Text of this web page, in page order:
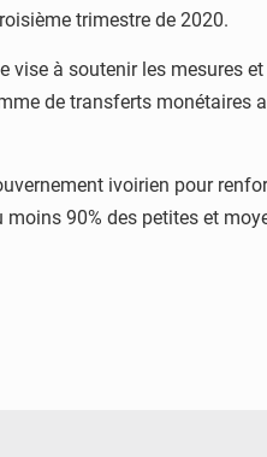
trimestre de 2020.
à soutenir les mesures
de transferts monétaires
ivoirien pour
90% des petites et